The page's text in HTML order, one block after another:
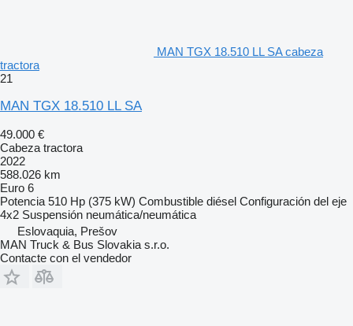
MAN TGX 18.510 LL SA cabeza
tractora
21
MAN TGX 18.510 LL SA
49.000 €
Cabeza tractora
2022
588.026 km
Euro 6
Potencia 510 Hp (375 kW) Combustible diésel Configuración del eje
4x2 Suspensión neumática/neumática
Eslovaquia, Prešov
MAN Truck & Bus Slovakia s.r.o.
Contacte con el vendedor